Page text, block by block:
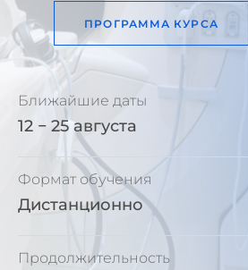
ПРОГРАММА КУРСА
Ближайшие даты
12 − 25 августа
Формат обучения
Дистанционно
Продолжительность